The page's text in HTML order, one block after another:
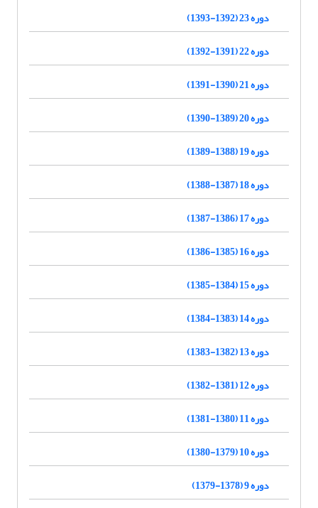
دوره 23 (1392-1393)
دوره 22 (1391-1392)
دوره 21 (1390-1391)
دوره 20 (1389-1390)
دوره 19 (1388-1389)
دوره 18 (1387-1388)
دوره 17 (1386-1387)
دوره 16 (1385-1386)
دوره 15 (1384-1385)
دوره 14 (1383-1384)
دوره 13 (1382-1383)
دوره 12 (1381-1382)
دوره 11 (1380-1381)
دوره 10 (1379-1380)
دوره 9 (1378-1379)